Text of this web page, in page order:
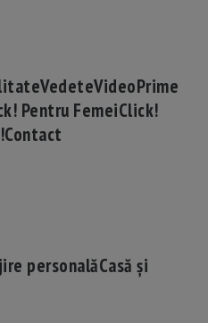
VedeteVideoPrime
Pentru FemeiClick!
Contact
personalăCasă și